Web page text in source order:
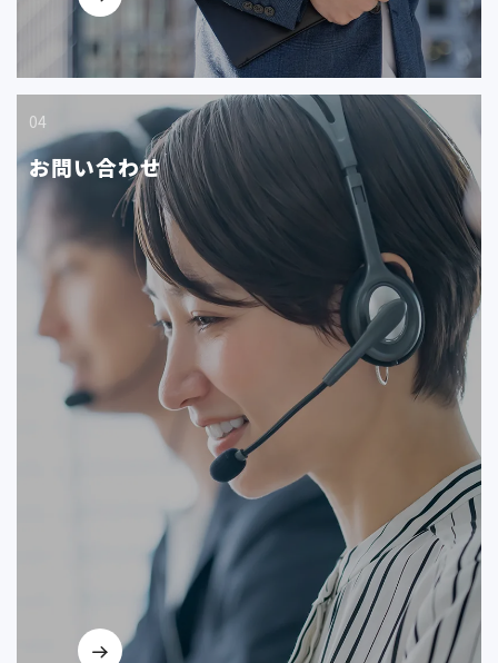
04
お問い合わせ